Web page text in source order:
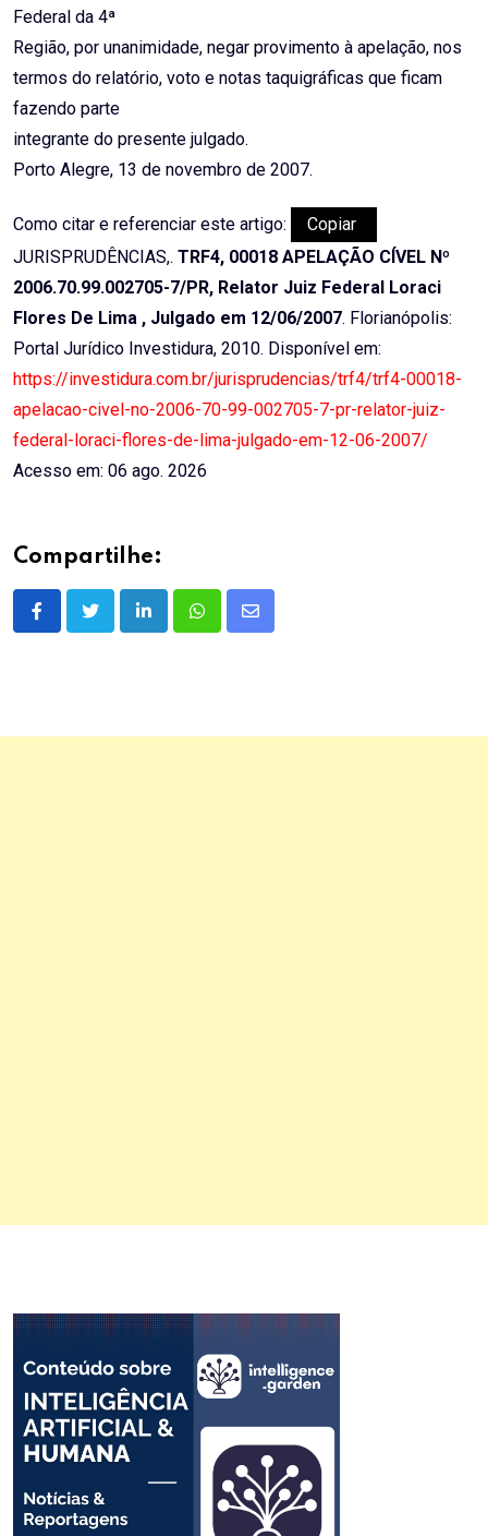
Federal da 4ª
Região, por unanimidade, negar provimento à apelação, nos
termos do relatório, voto e notas taquigráficas que ficam
fazendo parte
integrante do presente julgado.
Porto Alegre, 13 de novembro de 2007.
Como citar e referenciar este artigo:
Copiar
JURISPRUDÊNCIAS,. TRF4, 00018 APELAÇÃO CÍVEL Nº
2006.70.99.002705-7/PR, Relator Juiz Federal Loraci
Flores De Lima , Julgado em 12/06/2007. Florianópolis:
Portal Jurídico Investidura, 2010. Disponível em:
https://investidura.com.br/jurisprudencias/trf4/trf4-00018-
apelacao-civel-no-2006-70-99-002705-7-pr-relator-juiz-
federal-loraci-flores-de-lima-julgado-em-12-06-2007/
Acesso em: 06 ago. 2026
Compartilhe:
LinkedInWhatsappShare